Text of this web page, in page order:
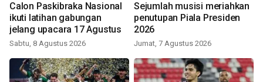
Calon Paskibraka Nasional
ikuti latihan gabungan
jelang upacara 17 Agustus
Sabtu, 8 Agustus 2026
Sejumlah musisi meriahkan
penutupan Piala Presiden
2026
Jumat, 7 Agustus 2026